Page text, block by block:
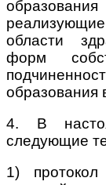
области
форм
образования
4. В
следующие
1)